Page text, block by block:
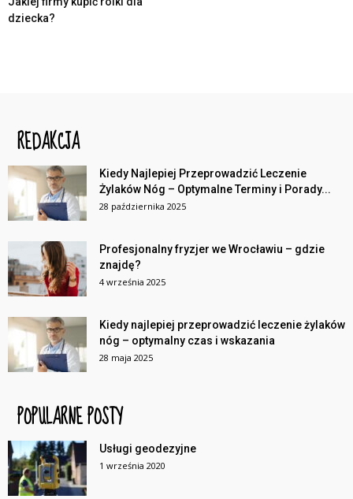
dziecka?
REDAKCJA
Kiedy Najlepiej Przeprowadzić Leczenie
Żylaków Nóg – Optymalne Terminy i Porady...
28 października 2025
Profesjonalny fryzjer we Wrocławiu – gdzie
znajdę?
4 września 2025
Kiedy najlepiej przeprowadzić leczenie żylaków
nóg – optymalny czas i wskazania
28 maja 2025
POPULARNE POSTY
Usługi geodezyjne
1 września 2020